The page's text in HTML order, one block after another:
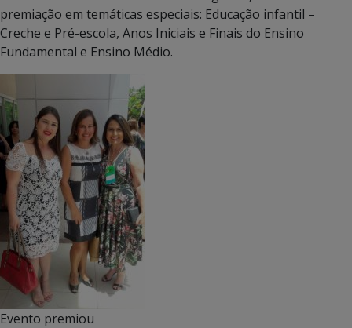
premiação em temáticas especiais: Educação infantil –
Creche e Pré-escola, Anos Iniciais e Finais do Ensino
Fundamental e Ensino Médio.
Evento premiou